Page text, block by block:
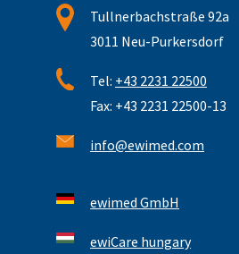
Tullnerbachstraße 92a
3011 Neu-Purkersdorf
Tel: +43 2231 22500
Fax: +43 2231 22500-13
info@ewimed.com
ewimed GmbH
ewiCare hungary